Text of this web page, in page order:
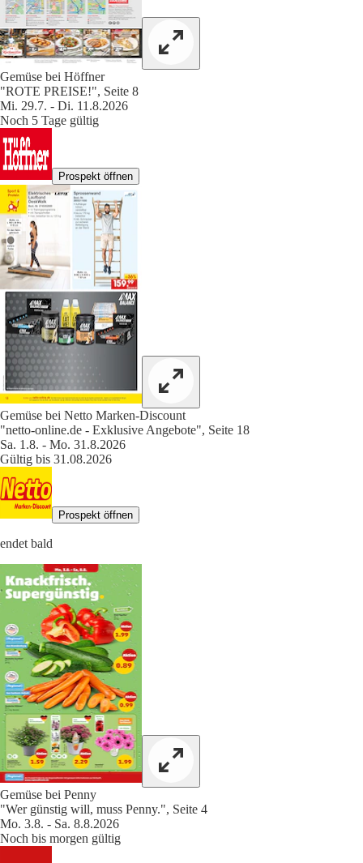
Gemüse bei Höffner
"ROTE PREISE!", Seite 8
Mi. 29.7. - Di. 11.8.2026
Noch 5 Tage gültig
Prospekt öffnen
Gemüse bei Netto Marken-Discount
"netto-online.de - Exklusive Angebote", Seite 18
Sa. 1.8. - Mo. 31.8.2026
Gültig bis 31.08.2026
Prospekt öffnen
endet bald
Gemüse bei Penny
"Wer günstig will, muss Penny.", Seite 4
Mo. 3.8. - Sa. 8.8.2026
Noch bis morgen gültig